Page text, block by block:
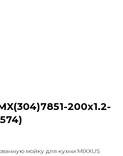
200x1.2-
мойку для кухни MIXXUS